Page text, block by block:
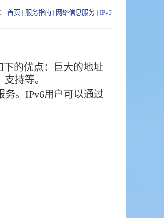
首页 服务指南 网络信息服务 IPv6
下的优点：巨大的地址
支持等。
务。IPv6用户可以通过